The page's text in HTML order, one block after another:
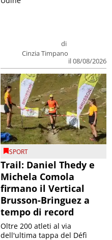
di
Cinzia Timpano
il 08/08/2026
SPORT
Trail: Daniel Thedy e
Michela Comola
firmano il Vertical
Brusson-Bringuez a
tempo di record
Oltre 200 atleti al via
dell'ultima tappa del Défì